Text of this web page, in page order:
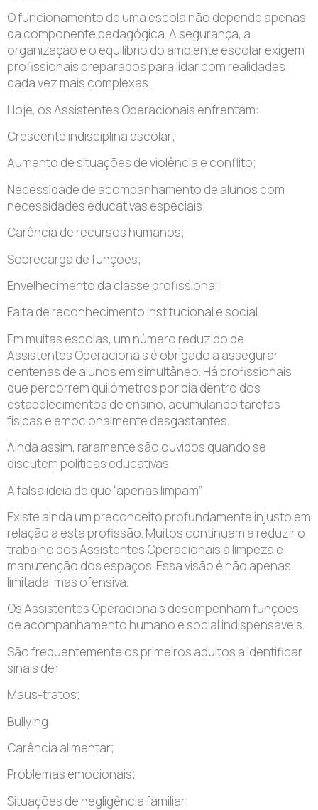
O funcionamento de uma escola não depende apenas
da componente pedagógica. A segurança, a
organização e o equilíbrio do ambiente escolar exigem
profissionais preparados para lidar com realidades
cada vez mais complexas.
Hoje, os Assistentes Operacionais enfrentam:
Crescente indisciplina escolar;
Aumento de situações de violência e conflito;
Necessidade de acompanhamento de alunos com
necessidades educativas especiais;
Carência de recursos humanos;
Sobrecarga de funções;
Envelhecimento da classe profissional;
Falta de reconhecimento institucional e social.
Em muitas escolas, um número reduzido de
Assistentes Operacionais é obrigado a assegurar
centenas de alunos em simultâneo. Há profissionais
que percorrem quilómetros por dia dentro dos
estabelecimentos de ensino, acumulando tarefas
físicas e emocionalmente desgastantes.
Ainda assim, raramente são ouvidos quando se
discutem políticas educativas.
A falsa ideia de que “apenas limpam”
Existe ainda um preconceito profundamente injusto em
relação a esta profissão. Muitos continuam a reduzir o
trabalho dos Assistentes Operacionais à limpeza e
manutenção dos espaços. Essa visão é não apenas
limitada, mas ofensiva.
Os Assistentes Operacionais desempenham funções
de acompanhamento humano e social indispensáveis.
São frequentemente os primeiros adultos a identificar
sinais de:
Maus-tratos;
Bullying;
Carência alimentar;
Problemas emocionais;
Situações de negligência familiar;